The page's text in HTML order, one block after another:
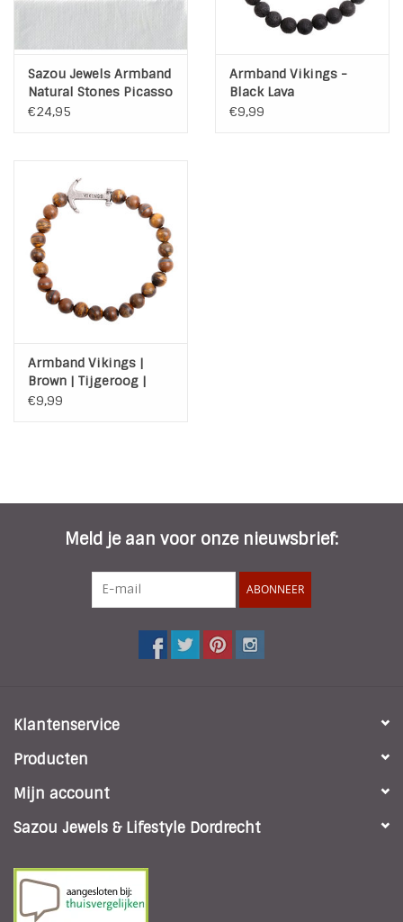
Sazou Jewels Armband
Natural Stones Picasso
Jaspis Grey
€24,95
Armband Vikings -
Black Lava
€9,99
Armband Vikings |
Brown | Tijgeroog |
Elastisch
€9,99
Meld je aan voor onze nieuwsbrief:
ABONNEER
Klantenservice
Producten
Mijn account
Sazou Jewels & Lifestyle Dordrecht